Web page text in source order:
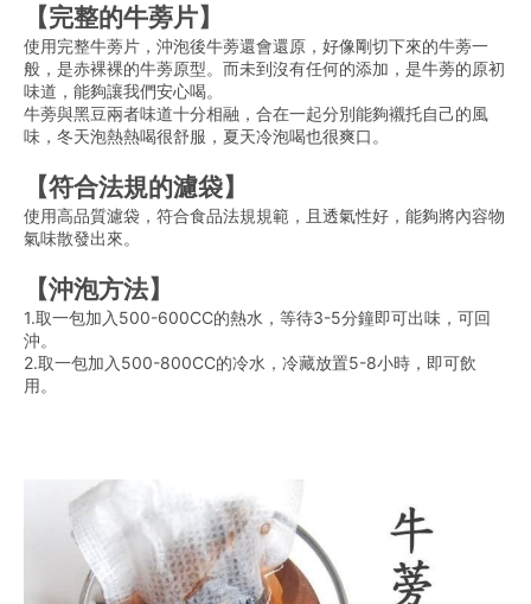
【完整的牛蒡片】
使用完整牛蒡片，沖泡後牛蒡還會還原，好像剛切下來的牛蒡一
般，是赤裸裸的牛蒡原型。而未到沒有任何的添加，是牛蒡的原初
味道，能夠讓我們安心喝。
牛蒡與黑豆兩者味道十分相融，合在一起分別能夠襯托自己的風
味，冬天泡熱熱喝很舒服，夏天冷泡喝也很爽口。
【符合法規的濾袋】
使用高品質濾袋，符合食品法規規範，且透氣性好，能夠將內容物
氣味散發出來。
【沖泡方法】
1.取一包加入500-600CC的熱水，等待3-5分鐘即可出味，可回
沖。
2.取一包加入500-800CC的冷水，冷藏放置5-8小時，即可飲
用。